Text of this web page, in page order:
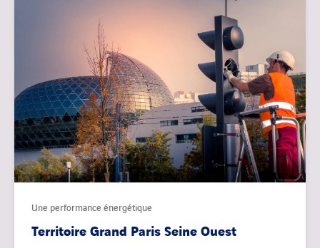
Une performance énergétique
Territoire Grand Paris Seine Ouest